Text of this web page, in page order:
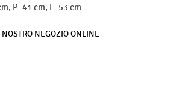
P: 41 cm, L: 53 cm
NEGOZIO ONLINE